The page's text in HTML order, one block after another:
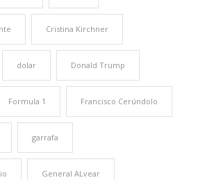
Cristina Kirchner
dolar Donald Trump
Formula 1 Francisco Cerúndolo
garrafa
General ALvear